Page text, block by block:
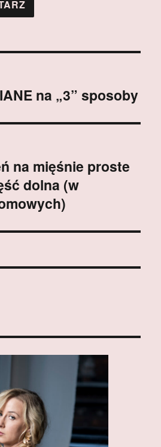
na „3” sposoby
na mięśnie proste
dolna (w